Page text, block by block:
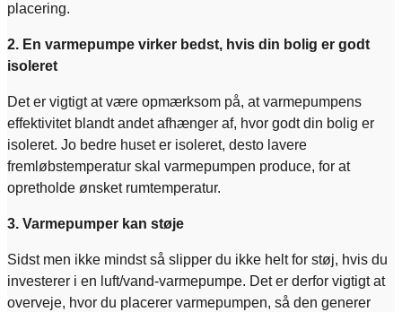
placering.
2. En varmepumpe virker bedst, hvis din bolig er godt
isoleret
Det er vigtigt at være opmærksom på, at varmepumpens
effektivitet blandt andet afhænger af, hvor godt din bolig er
isoleret. Jo bedre huset er isoleret, desto lavere
fremløbstemperatur skal varmepumpen produce, for at
opretholde ønsket rumtemperatur.
3. Varmepumper kan støje
Sidst men ikke mindst så slipper du ikke helt for støj, hvis du
investerer i en luft/vand-varmepumpe. Det er derfor vigtigt at
overveje, hvor du placerer varmepumpen, så den generer